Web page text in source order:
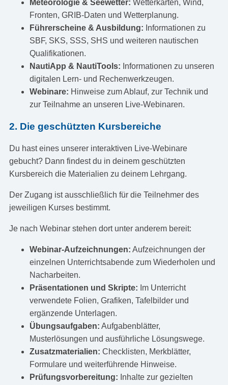
Meteorologie & Seewetter: Wetterkarten, Wind,
Fronten, GRIB-Daten und Wetterplanung.
Führerscheine & Ausbildung: Informationen zu
SBF, SKS, SSS, SHS und weiteren nautischen
Qualifikationen.
NautiApp & NautiTools: Informationen zu unseren
digitalen Lern- und Rechenwerkzeugen.
Webinare: Hinweise zum Ablauf, zur Technik und
zur Teilnahme an unseren Live-Webinaren.
2. Die geschützten Kursbereiche
Du hast eines unserer interaktiven Live-Webinare
gebucht? Dann findest du in deinem geschützten
Kursbereich die Materialien zu deinem Lehrgang.
Der Zugang ist ausschließlich für die Teilnehmer des
jeweiligen Kurses bestimmt.
Je nach Webinar stehen dort unter anderem bereit:
Webinar-Aufzeichnungen: Aufzeichnungen der
einzelnen Unterrichtsabende zum Wiederholen und
Nacharbeiten.
Präsentationen und Skripte: Im Unterricht
verwendete Folien, Grafiken, Tafelbilder und
ergänzende Unterlagen.
Übungsaufgaben: Aufgabenblätter,
Musterlösungen und ausführliche Lösungswege.
Zusatzmaterialien: Checklisten, Merkblätter,
Formulare und weiterführende Hinweise.
Prüfungsvorbereitung: Inhalte zur gezielten